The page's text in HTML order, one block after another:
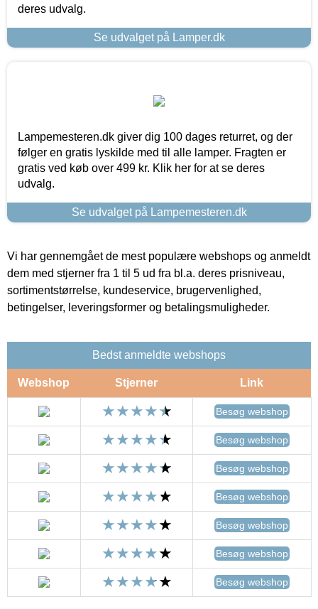
deres udvalg.
Se udvalget på Lamper.dk
Lampemesteren.dk giver dig 100 dages returret, og der
følger en gratis lyskilde med til alle lamper. Fragten er
gratis ved køb over 499 kr. Klik her for at se deres
udvalg.
Se udvalget på Lampemesteren.dk
Vi har gennemgået de mest populære webshops og anmeldt
dem med stjerner fra 1 til 5 ud fra bl.a. deres prisniveau,
sortimentstørrelse, kundeservice, brugervenlighed,
betingelser, leveringsformer og betalingsmuligheder.
Bedst anmeldte webshops
Webshop Stjerner Link
Besøg webshop
Besøg webshop
Besøg webshop
Besøg webshop
Besøg webshop
Besøg webshop
Besøg webshop